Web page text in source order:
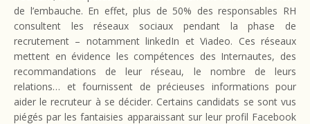
de l’embauche. En effet, plus de 50% des responsables RH
consultent les réseaux sociaux pendant la phase de
recrutement – notamment linkedIn et Viadeo. Ces réseaux
mettent en évidence les compétences des Internautes, des
recommandations de leur réseau, le nombre de leurs
relations… et fournissent de précieuses informations pour
aider le recruteur à se décider. Certains candidats se sont vus
piégés par les fantaisies apparaissant sur leur profil Facebook